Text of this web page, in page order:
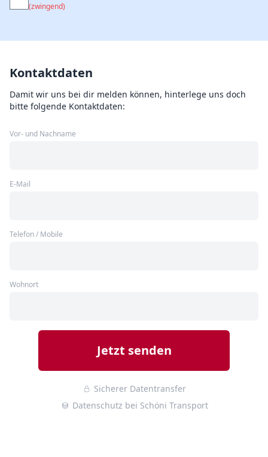
(zwingend)
Kontaktdaten
Damit wir uns bei dir melden können, hinterlege uns doch
bitte folgende Kontaktdaten:
Vor- und Nachname
E-Mail
Telefon / Mobile
Wohnort
Jetzt senden
Sicherer Datentransfer
Datenschutz bei Schöni Transport